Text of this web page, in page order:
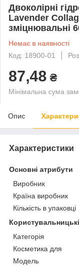
Двоколірні
Lavender
зміцнювальні
Немає в наявності
Код: 18900-01
87,48 ₴
Мінімальна сума
Опис
Характеристики
Основні атрибути
Виробник
Країна виробник
Кількість в упаковці
Категорія
Косметика для
Мoдель